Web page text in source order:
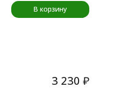
В корзину
3 230 ₽